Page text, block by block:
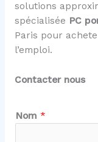
solutions
spécialisée PC
Paris pour
l’emploi.
Contacter nous
Nom *